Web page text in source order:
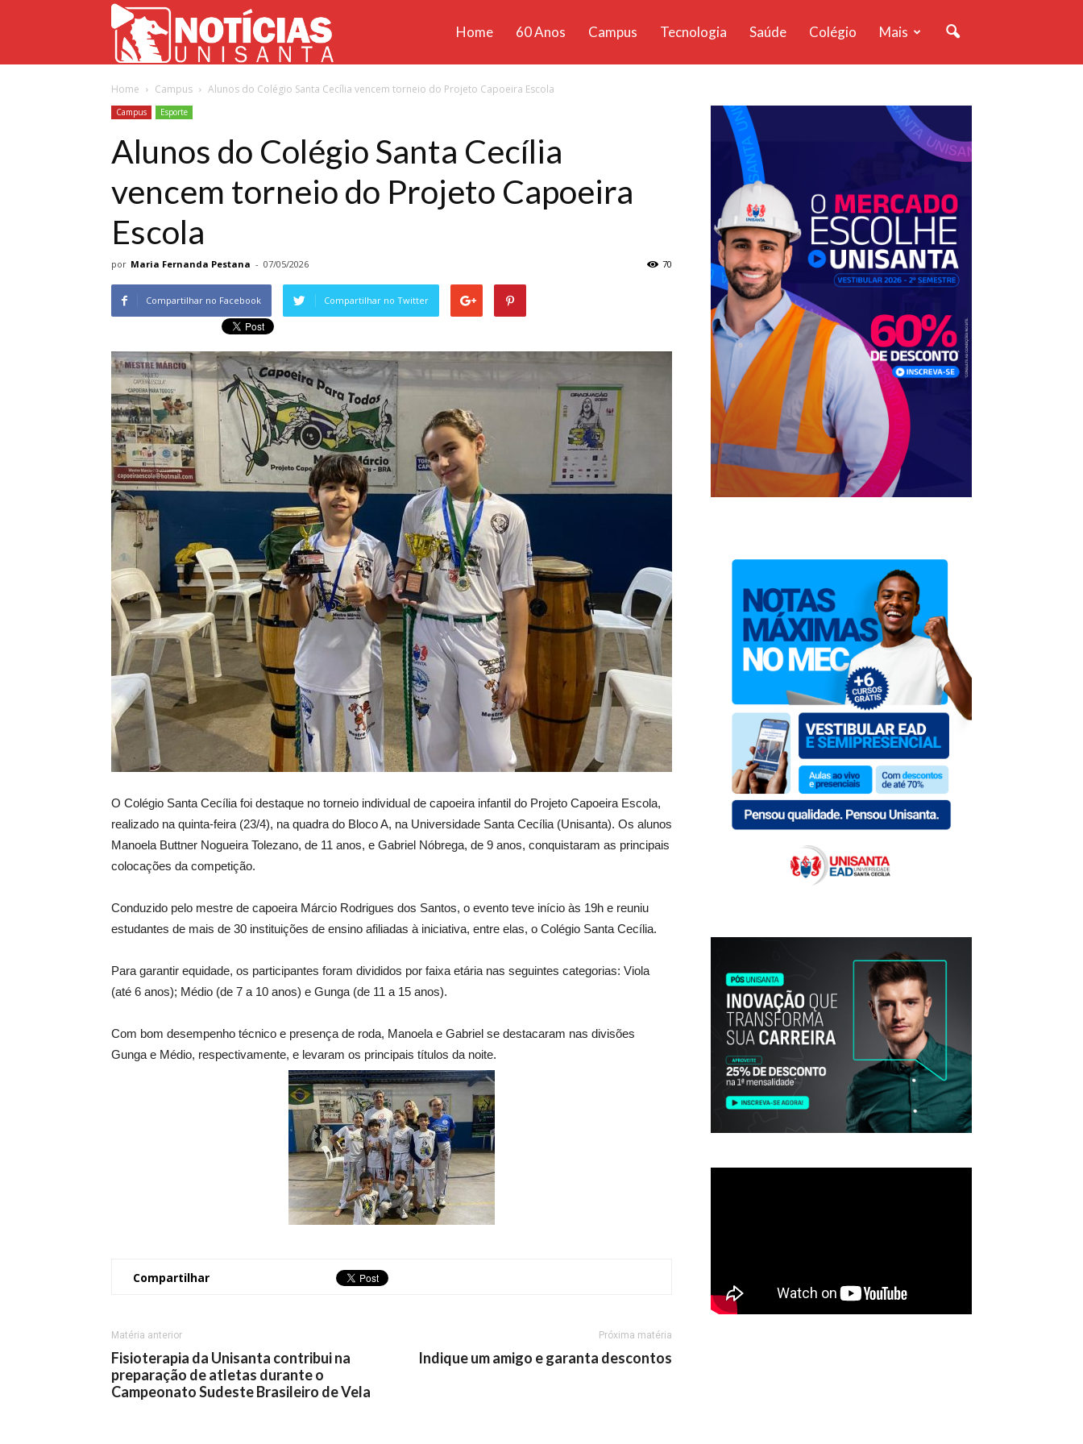
Unisanta
Home 60 Anos Campus Tecnologia Saúde Colégio Mais
Home Campus Alunos do Colégio Santa Cecília vencem torneio do Projeto Capoeira Escola
Campus Esporte
Alunos do Colégio Santa Cecília
vencem torneio do Projeto Capoeira
Escola
por Maria Fernanda Pestana - 07/05/2026 70
Compartilhar no Facebook Compartilhar no Twitter
O Colégio Santa Cecília foi destaque no torneio individual de capoeira infantil do Projeto Capoeira Escola,
realizado na quinta-feira (23/4), na quadra do Bloco A, na Universidade Santa Cecília (Unisanta). Os alunos
Manoela Buttner Nogueira Tolezano, de 11 anos, e Gabriel Nóbrega, de 9 anos, conquistaram as principais
colocações da competição.
Conduzido pelo mestre de capoeira Márcio Rodrigues dos Santos, o evento teve início às 19h e reuniu
estudantes de mais de 30 instituições de ensino afiliadas à iniciativa, entre elas, o Colégio Santa Cecília.
Para garantir equidade, os participantes foram divididos por faixa etária nas seguintes categorias: Viola
(até 6 anos); Médio (de 7 a 10 anos) e Gunga (de 11 a 15 anos).
Com bom desempenho técnico e presença de roda, Manoela e Gabriel se destacaram nas divisões
Gunga e Médio, respectivamente, e levaram os principais títulos da noite.
Compartilhar
Matéria anterior
Fisioterapia da Unisanta contribui na
preparação de atletas durante o
Campeonato Sudeste Brasileiro de Vela
Próxima matéria
Indique um amigo e garanta descontos